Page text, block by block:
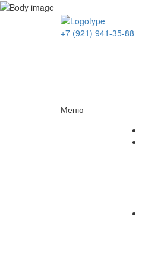
+7 (921) 941-35-88
Меню